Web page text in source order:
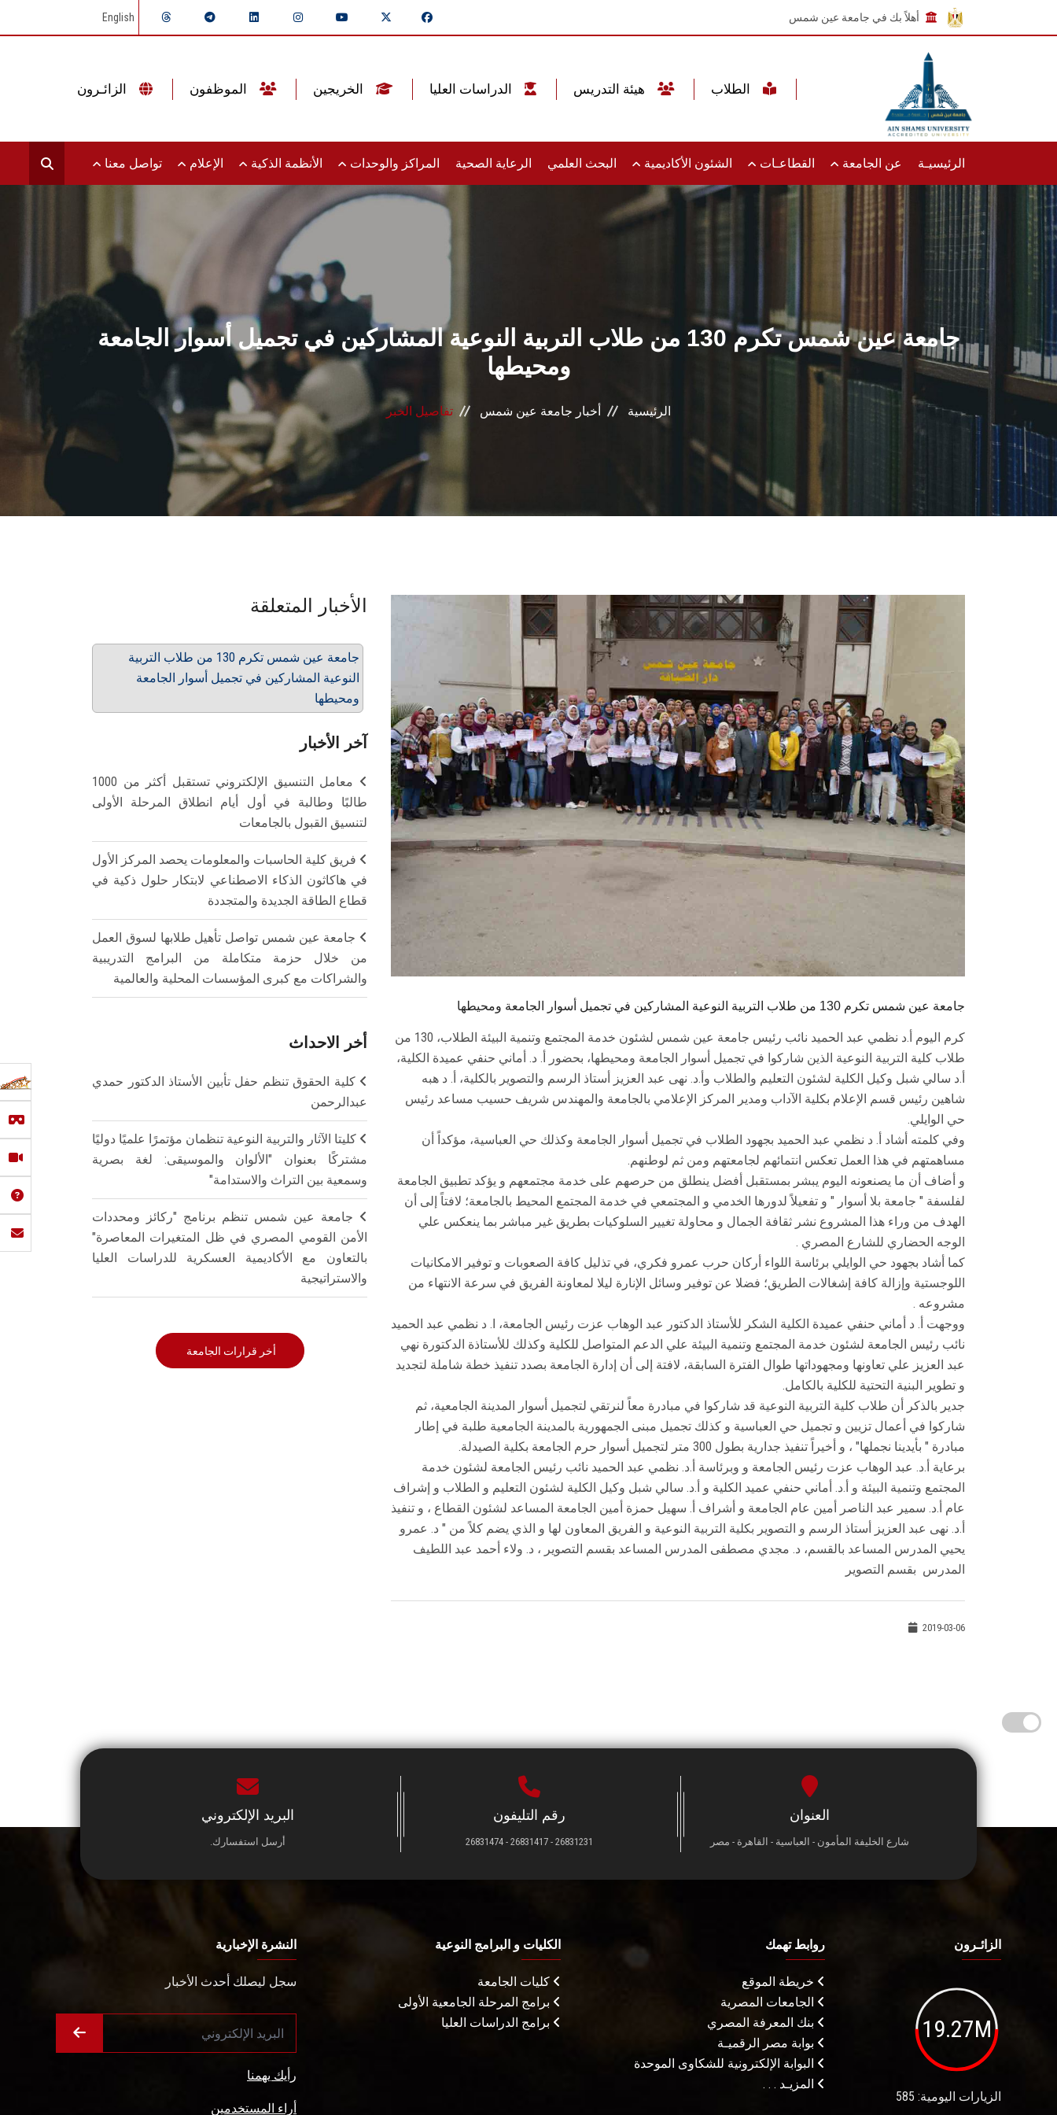
أهلاً بك في جامعة عين شمس English
الرئيسيـة عن الجامعة القطاعـات الشئون الأكاديمية البحث العلمي الرعاية الصحية المراكز والوحدات الأنظمة الذكية الإعلام تواصل معنا
جامعة عين شمس تكرم 130 من طلاب التربية النوعية المشاركين في تجميل أسوار الجامعة
ومحيطها
الرئيسية أخبار جامعة عين شمس تفاصيل الخبر
جامعة عين شمس تكرم 130 من طلاب التربية النوعية المشاركين في تجميل أسوار الجامعة ومحيطها
كرم اليوم أ.د نظمي عبد الحميد نائب رئيس جامعة عين شمس لشئون خدمة المجتمع وتنمية البيئة الطلاب، 130 من
طلاب كلية التربية النوعية الذين شاركوا في تجميل أسوار الجامعة ومحيطها، بحضور أ. د. أماني حنفي عميدة الكلية،
أ.د سالي شبل وكيل الكلية لشئون التعليم والطلاب وأ.د. نهى عبد العزيز أستاذ الرسم والتصوير بالكلية، أ. د هبه
شاهين رئيس قسم الإعلام بكلية الآداب ومدير المركز الإعلامي بالجامعة والمهندس شريف حسيب مساعد رئيس
حي الوايلي.
وفي كلمته أشاد أ. د نظمي عبد الحميد بجهود الطلاب في تجميل أسوار الجامعة وكذلك حي العباسية، مؤكداً أن
مساهمتهم في هذا العمل تعكس انتمائهم لجامعتهم ومن ثم لوطنهم.
و أضاف أن ما يصنعونه اليوم يبشر بمستقبل أفضل ينطلق من حرصهم على خدمة مجتمعهم و يؤكد تطبيق الجامعة
لفلسفة " جامعة بلا أسوار " و تفعيلاً لدورها الخدمي و المجتمعي في خدمة المجتمع المحيط بالجامعة؛ لافتاً إلى أن
الهدف من وراء هذا المشروع نشر ثقافة الجمال و محاولة تغيير السلوكيات بطريق غير مباشر بما ينعكس علي
الوجه الحضاري للشارع المصري .
كما أشاد بجهود حي الوايلي برئاسة اللواء أركان حرب عمرو فكري، في تذليل كافة الصعوبات و توفير الامكانيات
اللوجستية وإزالة كافة إشغالات الطريق؛ فضلا عن توفير وسائل الإنارة ليلا لمعاونة الفريق في سرعة الانتهاء من
مشروعه .
ووجهت أ. د أماني حنفي عميدة الكلية الشكر للأستاذ الدكتور عبد الوهاب عزت رئيس الجامعة، ا. د نظمي عبد الحميد
نائب رئيس الجامعة لشئون خدمة المجتمع وتنمية البيئة علي الدعم المتواصل للكلية وكذلك للأستاذة الدكتورة نهي
عبد العزيز علي تعاونها ومجهوداتها طوال الفترة السابقة، لافتة إلى أن إدارة الجامعة بصدد تنفيذ خطة شاملة لتجديد
و تطوير البنية التحتية للكلية بالكامل.
جدير بالذكر أن طلاب كلية التربية النوعية قد شاركوا في مبادرة معاً لنرتقي لتجميل أسوار المدينة الجامعية، ثم
شاركوا في أعمال تزيين و تجميل حي العباسية و كذلك تجميل مبنى الجمهورية بالمدينة الجامعية طلبة في إطار
مبادرة " بأيدينا نجملها" ، و أخيراً تنفيذ جدارية بطول 300 متر لتجميل أسوار حرم الجامعة بكلية الصيدلة.
برعاية أ.د. عبد الوهاب عزت رئيس الجامعة و وبرئاسة أ.د. نظمي عبد الحميد نائب رئيس الجامعة لشئون خدمة
المجتمع وتنمية البيئة و أ.د. أماني حنفي عميد الكلية و أ.د. سالي شبل وكيل الكلية لشئون التعليم و الطلاب و إشراف
عام أ.د. سمير عبد الناصر أمين عام الجامعة و أشراف أ. سهيل حمزة أمين الجامعة المساعد لشئون القطاع ، و تنفيذ
أ.د. نهى عبد العزيز أستاذ الرسم و التصوير بكلية التربية النوعية و الفريق المعاون لها و الذي يضم كلاً من " د. عمرو
يحيي المدرس المساعد بالقسم، د. مجدي مصطفى المدرس المساعد بقسم التصوير ، د. ولاء أحمد عبد اللطيف
المدرس بقسم التصوير
2019-03-06
الأخبار المتعلقة
جامعة عين شمس تكرم 130 من طلاب التربية
النوعية المشاركين في تجميل أسوار الجامعة
ومحيطها
آخر الأخبار
معامل التنسيق الإلكتروني تستقبل أكثر من 1000
طالبًا وطالبة في أول أيام انطلاق المرحلة الأولى
لتنسيق القبول بالجامعات
فريق كلية الحاسبات والمعلومات يحصد المركز الأول
في هاكاثون الذكاء الاصطناعي لابتكار حلول ذكية في
قطاع الطاقة الجديدة والمتجددة
جامعة عين شمس تواصل تأهيل طلابها لسوق العمل
من خلال حزمة متكاملة من البرامج التدريبية
والشراكات مع كبرى المؤسسات المحلية والعالمية
أخر الاحداث
كلية الحقوق تنظم حفل تأبين الأستاذ الدكتور حمدي
عبدالرحمن
كليتا الآثار والتربية النوعية تنظمان مؤتمرًا علميًا دوليًا
مشتركًا بعنوان "الألوان والموسيقى: لغة بصرية
وسمعية بين التراث والاستدامة"
جامعة عين شمس تنظم برنامج "ركائز ومحددات
الأمن القومي المصري في ظل المتغيرات المعاصرة"
بالتعاون مع الأكاديمية العسكرية للدراسات العليا
والاستراتيجية
أخر قرارات الجامعة
العنوان
شارع الخليفة المأمون - العباسية - القاهرة - مصر
رقم التليفون
26831231 - 26831417 - 26831474
البريد الإلكتروني
أرسل استفسارك.
الزائـرون
19.27M
الزيارات اليومية: 585
روابط تهمك
خريطة الموقع
الجامعات المصرية
بنك المعرفة المصري
بوابة مصر الرقميـة
البوابة الإلكترونية للشكاوى الموحدة
المزيـد . . .
الكليات و البرامج النوعية
كليات الجامعة
برامج المرحلة الجامعية الأولى
برامج الدراسات العليا
النشرة الإخبارية
سجل ليصلك أحدث الأخبار
رأيك يهمنا
أراء المستخدمين